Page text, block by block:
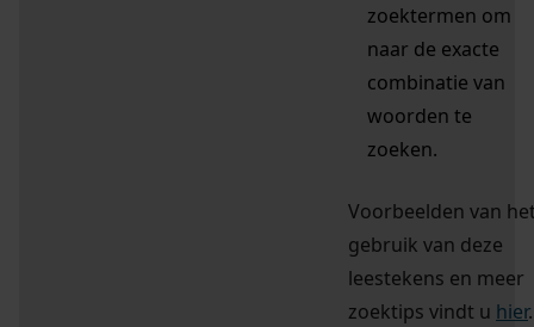
zoektermen om
naar de exacte
combinatie van
woorden te
zoeken.
Voorbeelden van
gebruik van deze
leestekens en meer
zoektips vindt u hier.